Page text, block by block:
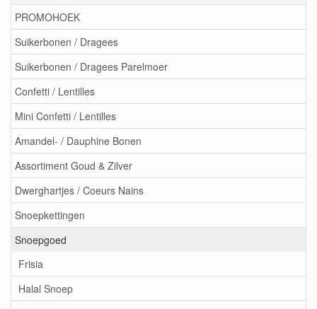
PROMOHOEK
Suikerbonen / Dragees
Suikerbonen / Dragees Parelmoer
Confetti / Lentilles
Mini Confetti / Lentilles
Amandel- / Dauphine Bonen
Assortiment Goud & Zilver
Dwerghartjes / Coeurs Nains
Snoepkettingen
Snoepgoed
Frisia
Halal Snoep